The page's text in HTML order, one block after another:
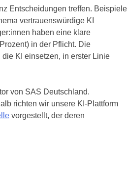
Entscheidungen treffen. Beispiele
vertrauenswürdige KI
haben eine klare
in der Pflicht. Die
KI einsetzen, in erster Linie
von SAS Deutschland.
richten wir unsere KI-Plattform
vorgestellt, der deren